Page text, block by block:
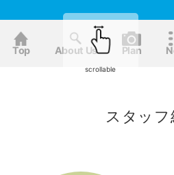
Top About Us Plan
scrollable
スタッフ